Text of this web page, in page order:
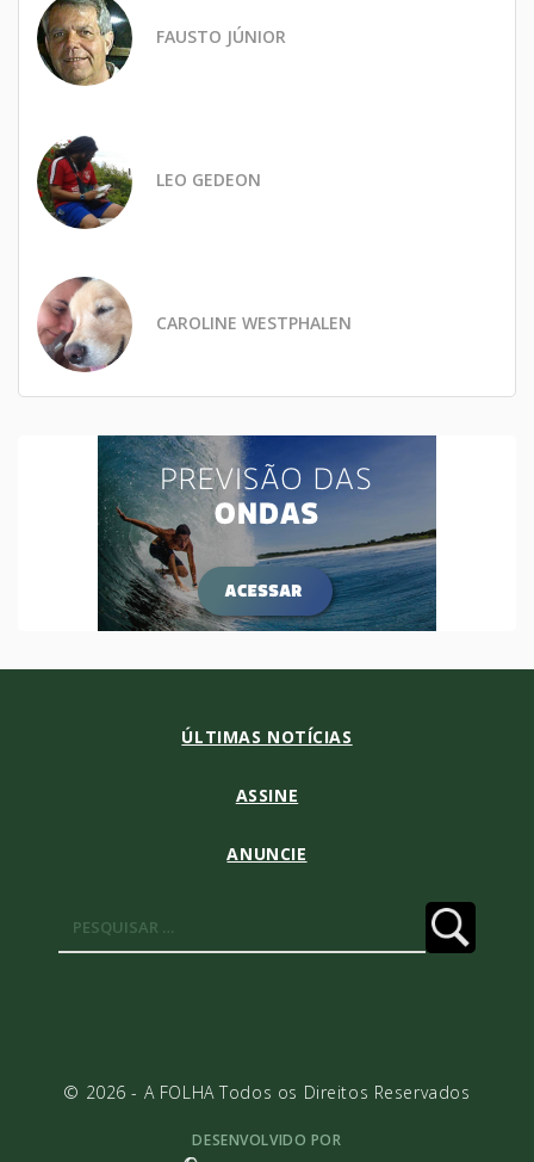
FAUSTO JÚNIOR
LEO GEDEON
CAROLINE WESTPHALEN
ÚLTIMAS NOTÍCIAS
ASSINE
ANUNCIE
© 2026 - A FOLHA Todos os Direitos Reservados
DESENVOLVIDO POR